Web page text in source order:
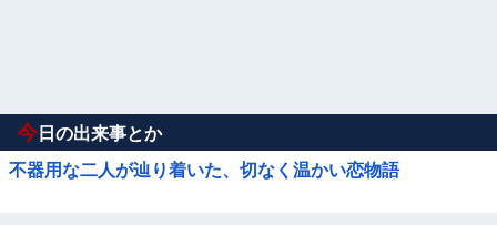
今 日の出来事とか
不器用な二人が辿り着いた、切なく温かい恋物語